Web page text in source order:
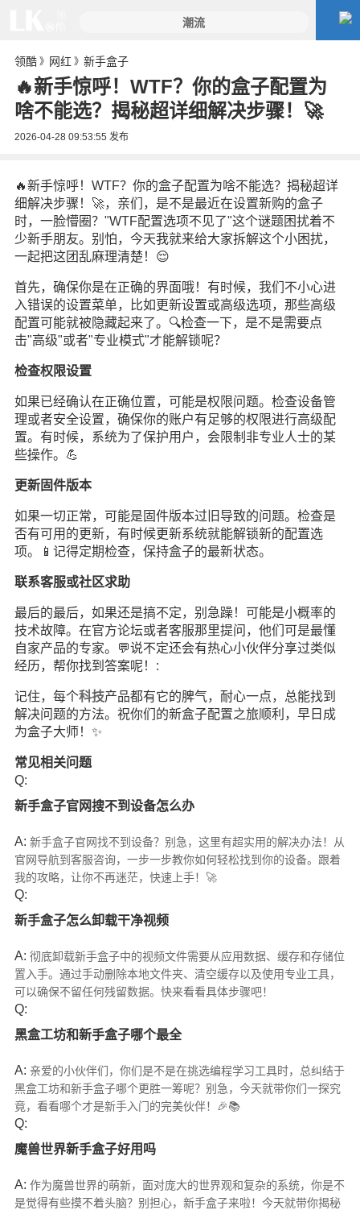
领酷》 网红 》 新手盒子
🔥新手惊呼！WTF？你的盒子配置为
啥不能选？揭秘超详细解决步骤！🚀
2026-04-28 09:53:55 发布
🔥新手惊呼！WTF？你的盒子配置为啥不能选？揭秘超详
细解决步骤！🚀，亲们，是不是最近在设置新购的盒子
时，一脸懵圈？"WTF配置选项不见了"这个谜题困扰着不
少新手朋友。别怕，今天我就来给大家拆解这个小困扰，
一起把这团乱麻理清楚！😌
首先，确保你是在正确的界面哦！有时候，我们不小心进
入错误的设置菜单，比如更新设置或高级选项，那些高级
配置可能就被隐藏起来了。🔍检查一下，是不是需要点
击"高级"或者"专业模式"才能解锁呢？
检查权限设置
如果已经确认在正确位置，可能是权限问题。检查设备管
理或者安全设置，确保你的账户有足够的权限进行高级配
置。有时候，系统为了保护用户，会限制非专业人士的某
些操作。💪
更新固件版本
如果一切正常，可能是固件版本过旧导致的问题。检查是
否有可用的更新，有时候更新系统就能解锁新的配置选
项。📱记得定期检查，保持盒子的最新状态。
联系客服或社区求助
最后的最后，如果还是搞不定，别急躁！可能是小概率的
技术故障。在官方论坛或者客服那里提问，他们可是最懂
自家产品的专家。💬说不定还会有热心小伙伴分享过类似
经历，帮你找到答案呢！:
记住，每个科技产品都有它的脾气，耐心一点，总能找到
解决问题的方法。祝你们的新盒子配置之旅顺利，早日成
为盒子大师！✨
常见相关问题
Q:
新手盒子官网搜不到设备怎么办
A: 新手盒子官网找不到设备？别急，这里有超实用的解决办法！从
官网导航到客服咨询，一步一步教你如何轻松找到你的设备。跟着
我的攻略，让你不再迷茫，快速上手！🚀
Q:
新手盒子怎么卸载干净视频
A: 彻底卸载新手盒子中的视频文件需要从应用数据、缓存和存储位
置入手。通过手动删除本地文件夹、清空缓存以及使用专业工具，
可以确保不留任何残留数据。快来看看具体步骤吧！
Q:
黑盒工坊和新手盒子哪个最全
A: 亲爱的小伙伴们，你们是不是在挑选编程学习工具时，总纠结于
黑盒工坊和新手盒子哪个更胜一筹呢？别急，今天就带你们一探究
竟，看看哪个才是新手入门的完美伙伴！🎉📚
Q:
魔兽世界新手盒子好用吗
A: 作为魔兽世界的萌新，面对庞大的世界观和复杂的系统，你是不
是觉得有些摸不着头脑？别担心，新手盒子来啦！今天就带你揭秘